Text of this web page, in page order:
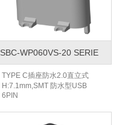
SBC-WP060VS-20 SERIE
TYPE C插座防水2.0直立式
H:7.1mm,SMT 防水型USB
6PIN